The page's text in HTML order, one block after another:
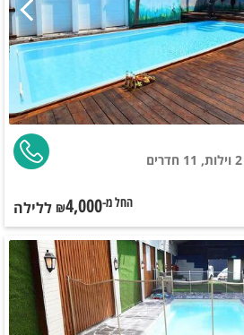
2 וילות, 11 חדרים
החל מ-₪4,000 ללילה